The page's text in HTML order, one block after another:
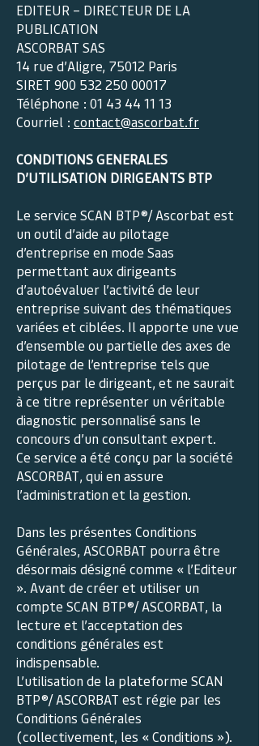
EDITEUR – DIRECTEUR DE LA
PUBLICATION
ASCORBAT SAS
14 rue d’Aligre, 75012 Paris
SIRET 900 532 250 00017
Téléphone : 01 43 44 11 13
Courriel : contact@ascorbat.fr
CONDITIONS GENERALES
D’UTILISATION DIRIGEANTS BTP
Le service SCAN BTP®/ Ascorbat est
un outil d’aide au pilotage
d’entreprise en mode Saas
permettant aux dirigeants
d’autoévaluer l’activité de leur
entreprise suivant des thématiques
variées et ciblées. Il apporte une vue
d’ensemble ou partielle des axes de
pilotage de l’entreprise tels que
perçus par le dirigeant, et ne saurait
à ce titre représenter un véritable
diagnostic personnalisé sans le
concours d’un consultant expert.
Ce service a été conçu par la société
ASCORBAT, qui en assure
l’administration et la gestion.
Dans les présentes Conditions
Générales, ASCORBAT pourra être
désormais désigné comme « l’Editeur
». Avant de créer et utiliser un
compte SCAN BTP®/ ASCORBAT, la
lecture et l’acceptation des
conditions générales est
indispensable.
L’utilisation de la plateforme SCAN
BTP®/ ASCORBAT est régie par les
Conditions Générales
(collectivement, les « Conditions »).